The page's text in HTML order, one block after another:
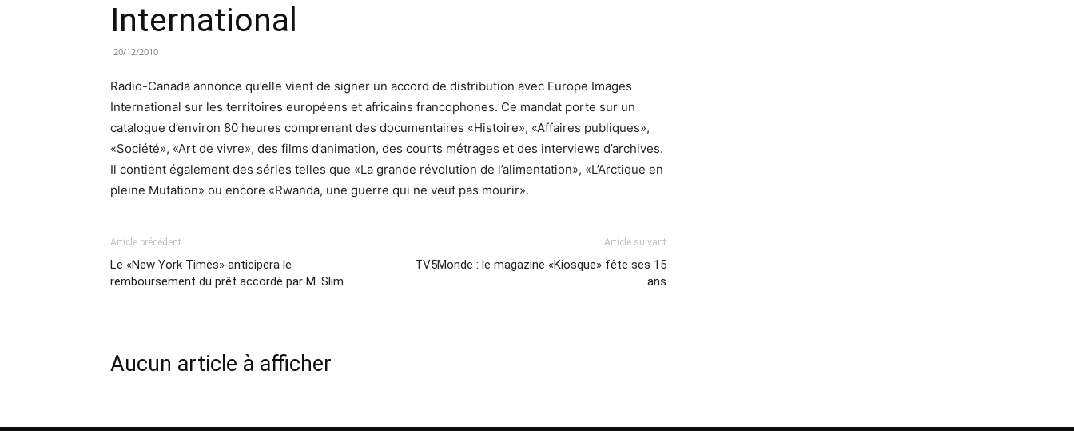
International
20/12/2010
Radio-Canada annonce qu’elle vient de signer un accord de distribution avec Europe Images
International sur les territoires européens et africains francophones. Ce mandat porte sur un
catalogue d’environ 80 heures comprenant des documentaires «Histoire», «Affaires publiques»,
«Société», «Art de vivre», des films d’animation, des courts métrages et des interviews d’archives.
Il contient également des séries telles que «La grande révolution de l’alimentation», «L’Arctique en
pleine Mutation» ou encore «Rwanda, une guerre qui ne veut pas mourir».
Article précédent
Le «New York Times» anticipera le
remboursement du prêt accordé par M. Slim
Article suivant
TV5Monde : le magazine «Kiosque» fête ses 15
ans
Aucun article à afficher